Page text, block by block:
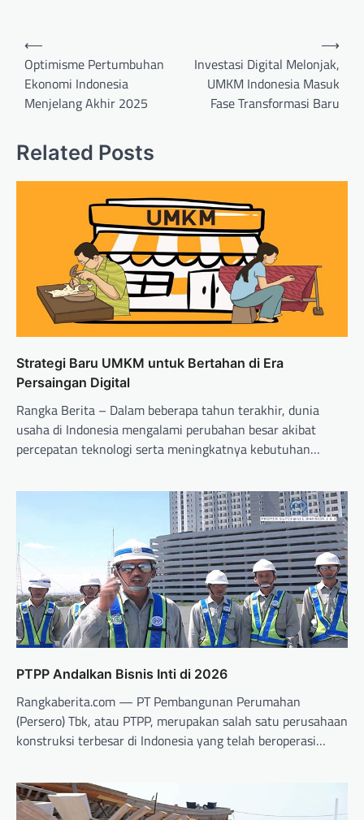
Navigasi
pos
⟵
Optimisme Pertumbuhan
Ekonomi Indonesia
Menjelang Akhir 2025
Investasi Digital Melonjak,
UMKM Indonesia Masuk
Fase Transformasi Baru
⟶
Related Posts
Strategi Baru UMKM untuk Bertahan di Era
Persaingan Digital
Rangka Berita – Dalam beberapa tahun terakhir, dunia
usaha di Indonesia mengalami perubahan besar akibat
percepatan teknologi serta meningkatnya kebutuhan…
PTPP Andalkan Bisnis Inti di 2026
Rangkaberita.com — PT Pembangunan Perumahan
(Persero) Tbk, atau PTPP, merupakan salah satu perusahaan
konstruksi terbesar di Indonesia yang telah beroperasi…